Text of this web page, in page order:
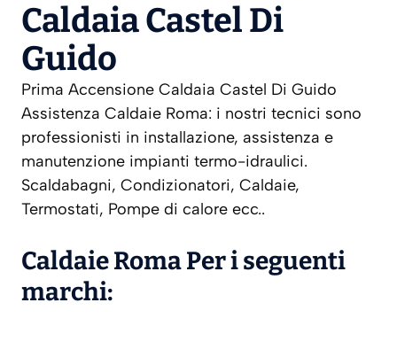
Caldaia Castel Di
Guido
Prima Accensione Caldaia Castel Di Guido
Assistenza Caldaie Roma: i nostri tecnici sono
professionisti in installazione, assistenza e
manutenzione impianti termo-idraulici.
Scaldabagni, Condizionatori, Caldaie,
Termostati, Pompe di calore ecc..
Caldaie Roma Per i seguenti
marchi: